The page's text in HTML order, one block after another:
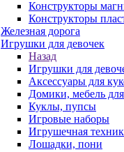
Конструкторы
Конструкторы
Железная дорога
Игрушки для девочек
Назад
Игрушки для
Аксессуары для
Домики, мебель
Куклы, пупсы
Игровые наборы
Игрушечная
Лошадки, пони